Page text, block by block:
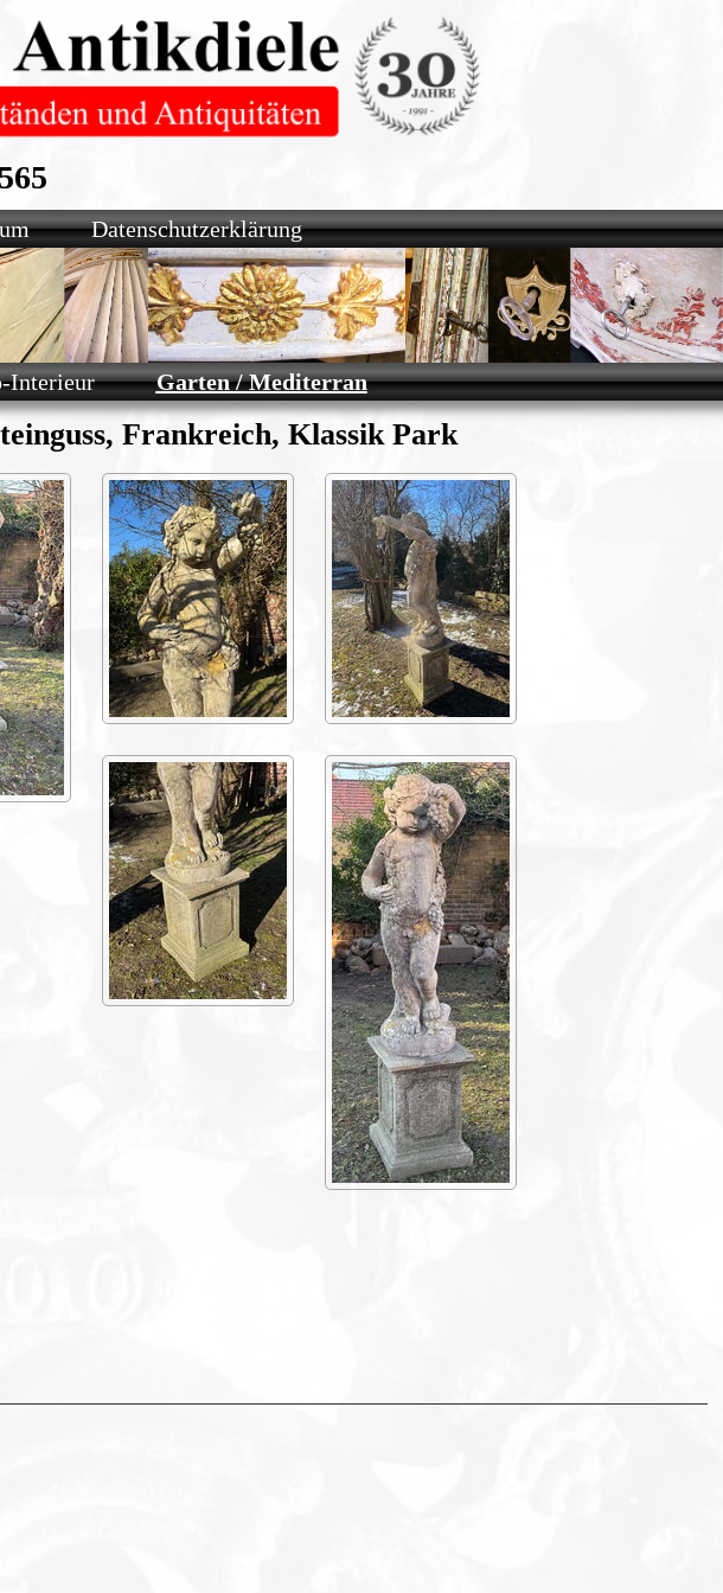
Datenschutzerklärung
Interieur Garten / Mediterran
Frankreich, Klassik Park